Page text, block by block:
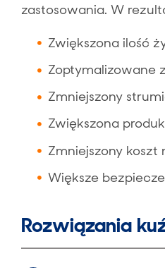
zastosowania. W
Zwiększona ilość
Zoptymalizowane
Zmniejszony
Zwiększona
Zmniejszony koszt
Większe
Rozwiązania